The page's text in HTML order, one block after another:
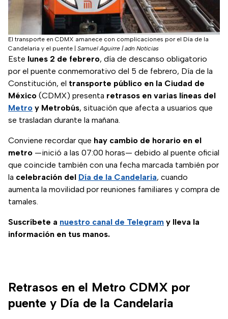
El transporte en CDMX amanece con complicaciones por el Día de la
Candelaria y el puente
Samuel Aguirre | adn Noticias
Este lunes 2 de febrero, día de descanso obligatorio
por el puente conmemorativo del 5 de febrero, Día de la
Constitución, el transporte público en la Ciudad de
México (CDMX) presenta retrasos en varias líneas del
Metro y Metrobús, situación que afecta a usuarios que
se trasladan durante la mañana.
Conviene recordar que hay cambio de horario en el
metro —inició a las 07:00 horas— debido al puente oficial
que coincide también con una fecha marcada también por
la celebración del Día de la Candelaria, cuando
aumenta la movilidad por reuniones familiares y compra de
tamales.
Suscríbete a nuestro canal de Telegram y lleva la
información en tus manos.
Retrasos en el Metro CDMX por
puente y Día de la Candelaria